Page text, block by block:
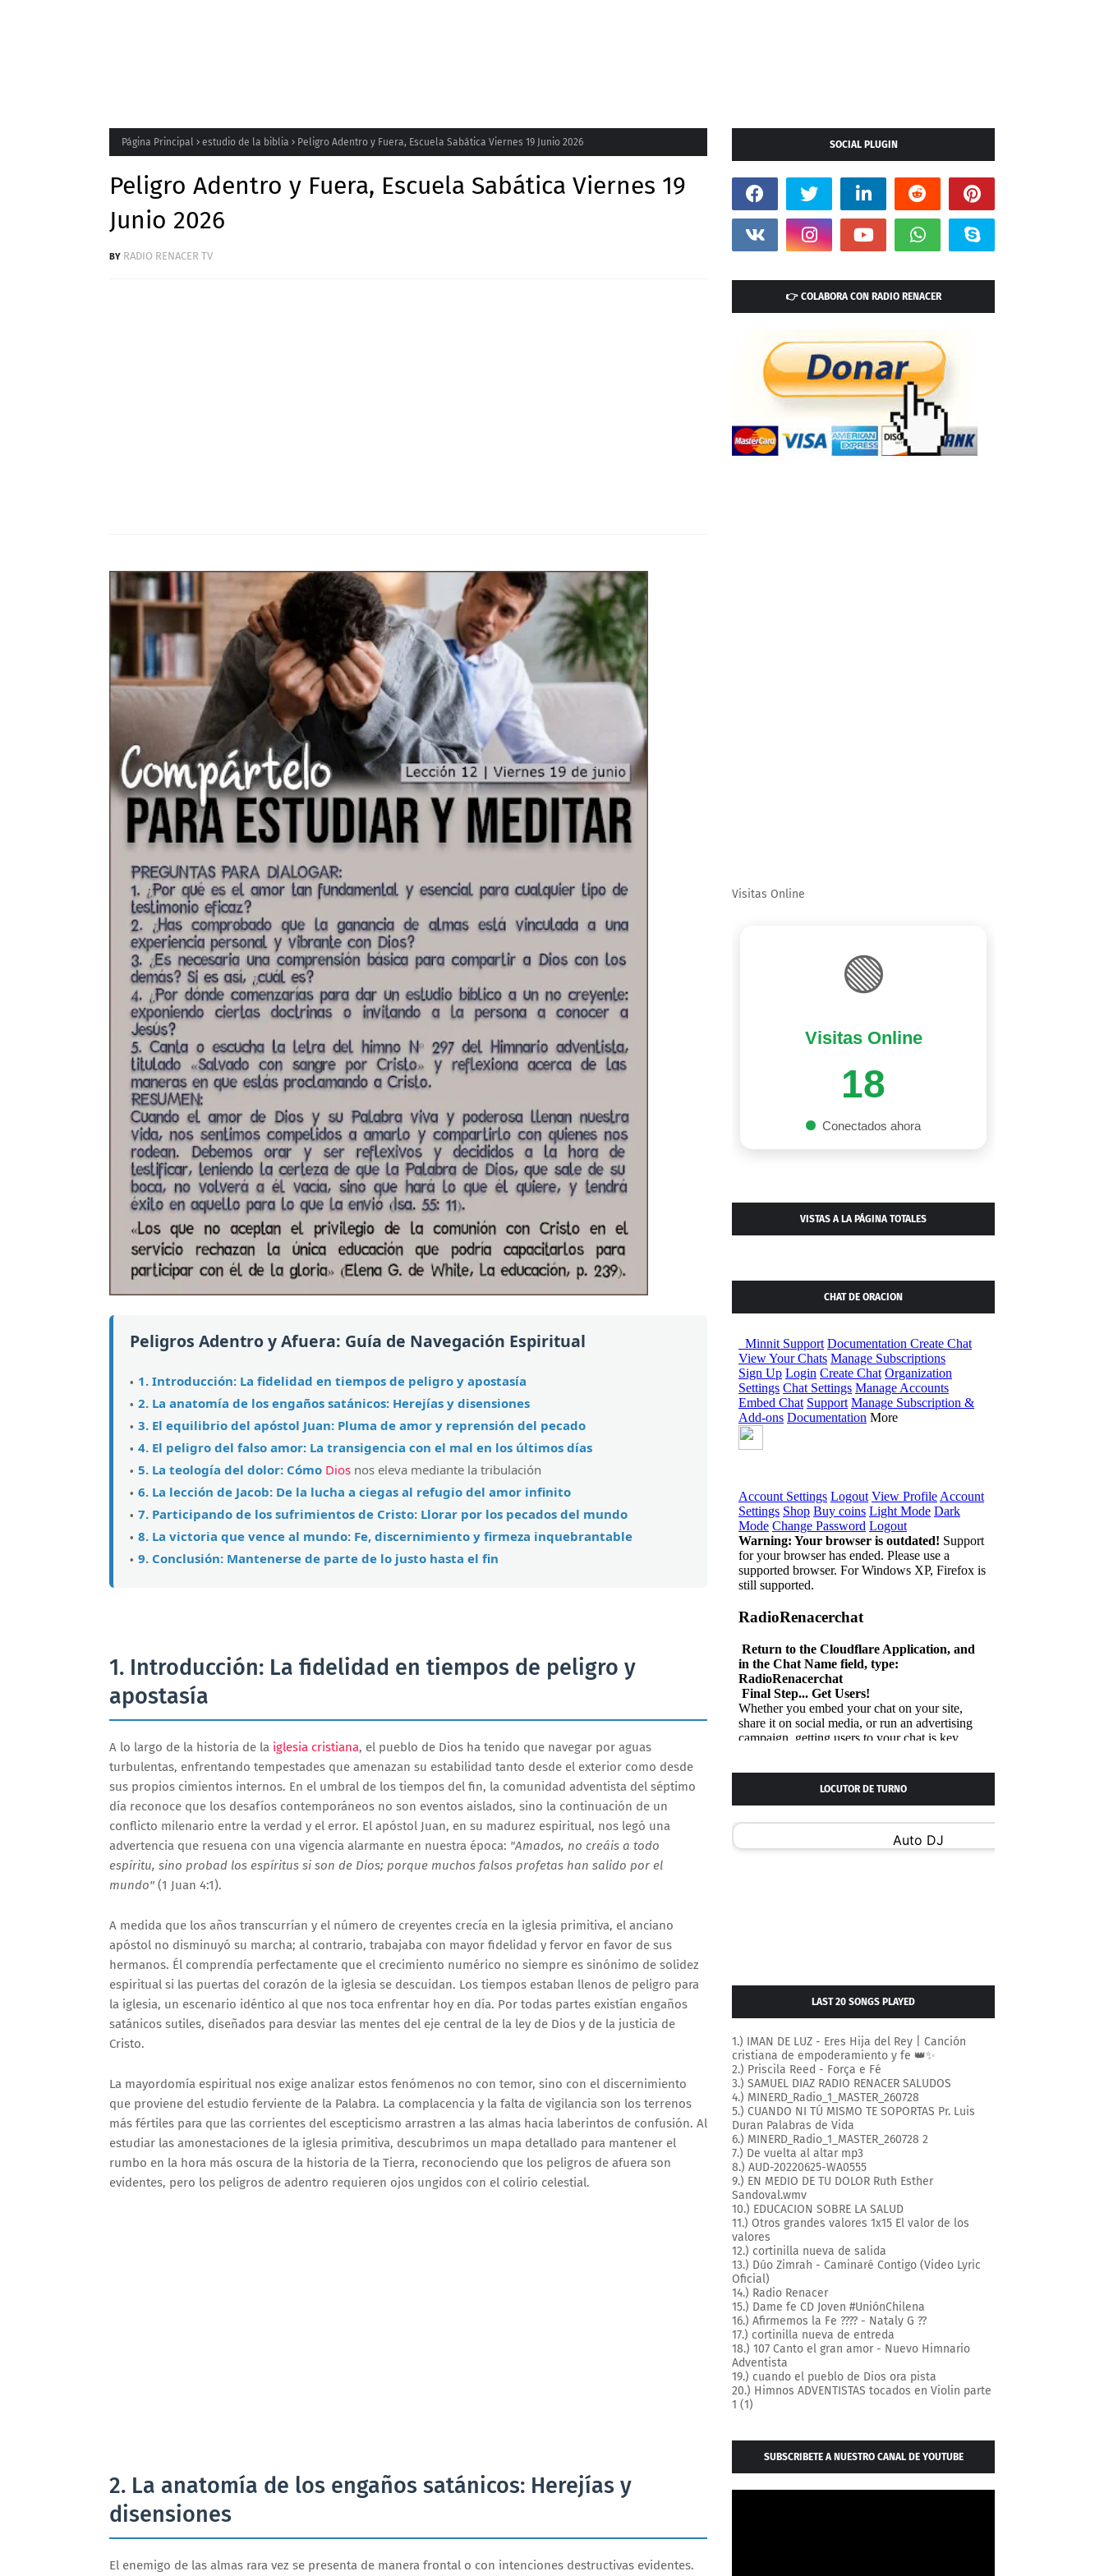
Página Principal estudio de la biblia Peligro Adentro y Fuera, Escuela Sabática Viernes 19 Junio 2026
Peligro Adentro y Fuera, Escuela Sabática Viernes 19
Junio 2026
RADIO RENACER TV
Peligros Adentro y Afuera: Guía de Navegación Espiritual
1. Introducción: La fidelidad en tiempos de peligro y apostasía
2. La anatomía de los engaños satánicos: Herejías y disensiones
3. El equilibrio del apóstol Juan: Pluma de amor y reprensión del pecado
4. El peligro del falso amor: La transigencia con el mal en los últimos días
5. La teología del dolor: Cómo Dios nos eleva mediante la tribulación
6. La lección de Jacob: De la lucha a ciegas al refugio del amor infinito
7. Participando de los sufrimientos de Cristo: Llorar por los pecados del mundo
8. La victoria que vence al mundo: Fe, discernimiento y firmeza inquebrantable
9. Conclusión: Mantenerse de parte de lo justo hasta el fin
1. Introducción: La fidelidad en tiempos de peligro y
apostasía
A lo largo de la historia de la iglesia cristiana, el pueblo de Dios ha tenido que navegar por aguas
turbulentas, enfrentando tempestades que amenazan su estabilidad tanto desde el exterior como desde
sus propios cimientos internos. En el umbral de los tiempos del fin, la comunidad adventista del séptimo
día reconoce que los desafíos contemporáneos no son eventos aislados, sino la continuación de un
conflicto milenario entre la verdad y el error. El apóstol Juan, en su madurez espiritual, nos legó una
advertencia que resuena con una vigencia alarmante en nuestra época: "Amados, no creáis a todo
espíritu, sino probad los espíritus si son de Dios; porque muchos falsos profetas han salido por el
mundo" (1 Juan 4:1).
A medida que los años transcurrían y el número de creyentes crecía en la iglesia primitiva, el anciano
apóstol no disminuyó su marcha; al contrario, trabajaba con mayor fidelidad y fervor en favor de sus
hermanos. Él comprendía perfectamente que el crecimiento numérico no siempre es sinónimo de solidez
espiritual si las puertas del corazón de la iglesia se descuidan. Los tiempos estaban llenos de peligro para
la iglesia, un escenario idéntico al que nos toca enfrentar hoy en día. Por todas partes existían engaños
satánicos sutiles, diseñados para desviar las mentes del eje central de la ley de Dios y de la justicia de
Cristo.
La mayordomía espiritual nos exige analizar estos fenómenos no con temor, sino con el discernimiento
que proviene del estudio ferviente de la Palabra. La complacencia y la falta de vigilancia son los terrenos
más fértiles para que las corrientes del escepticismo arrastren a las almas hacia laberintos de confusión. Al
estudiar las amonestaciones de la iglesia primitiva, descubrimos un mapa detallado para mantener el
rumbo en la hora más oscura de la historia de la Tierra, reconociendo que los peligros de afuera son
evidentes, pero los peligros de adentro requieren ojos ungidos con el colirio celestial.
2. La anatomía de los engaños satánicos: Herejías y
disensiones
El enemigo de las almas rara vez se presenta de manera frontal o con intenciones destructivas evidentes.
SOCIAL PLUGIN
👉 COLABORA CON RADIO RENACER
Visitas Online
🟢
Visitas Online
18
Conectados ahora
VISTAS A LA PÁGINA TOTALES
CHAT DE ORACION
LOCUTOR DE TURNO
LAST 20 SONGS PLAYED
1.) IMAN DE LUZ - Eres Hija del Rey | Canción
cristiana de empoderamiento y fe 👑✨
2.) Priscila Reed - Força e Fé
3.) SAMUEL DIAZ RADIO RENACER SALUDOS
4.) MINERD_Radio_1_MASTER_260728
5.) CUANDO NI TÚ MISMO TE SOPORTAS Pr. Luis
Duran Palabras de Vida
6.) MINERD_Radio_1_MASTER_260728 2
7.) De vuelta al altar mp3
8.) AUD-20220625-WA0555
9.) EN MEDIO DE TU DOLOR Ruth Esther
Sandoval.wmv
10.) EDUCACION SOBRE LA SALUD
11.) Otros grandes valores 1x15 El valor de los
valores
12.) cortinilla nueva de salida
13.) Dúo Zimrah - Caminaré Contigo (Video Lyric
Oficial)
14.) Radio Renacer
15.) Dame fe CD Joven #UniónChilena
16.) Afirmemos la Fe ???? - Nataly G ??
17.) cortinilla nueva de entreda
18.) 107 Canto el gran amor - Nuevo Himnario
Adventista
19.) cuando el pueblo de Dios ora pista
20.) Himnos ADVENTISTAS tocados en Violin parte
1 (1)
SUBSCRIBETE A NUESTRO CANAL DE YOUTUBE